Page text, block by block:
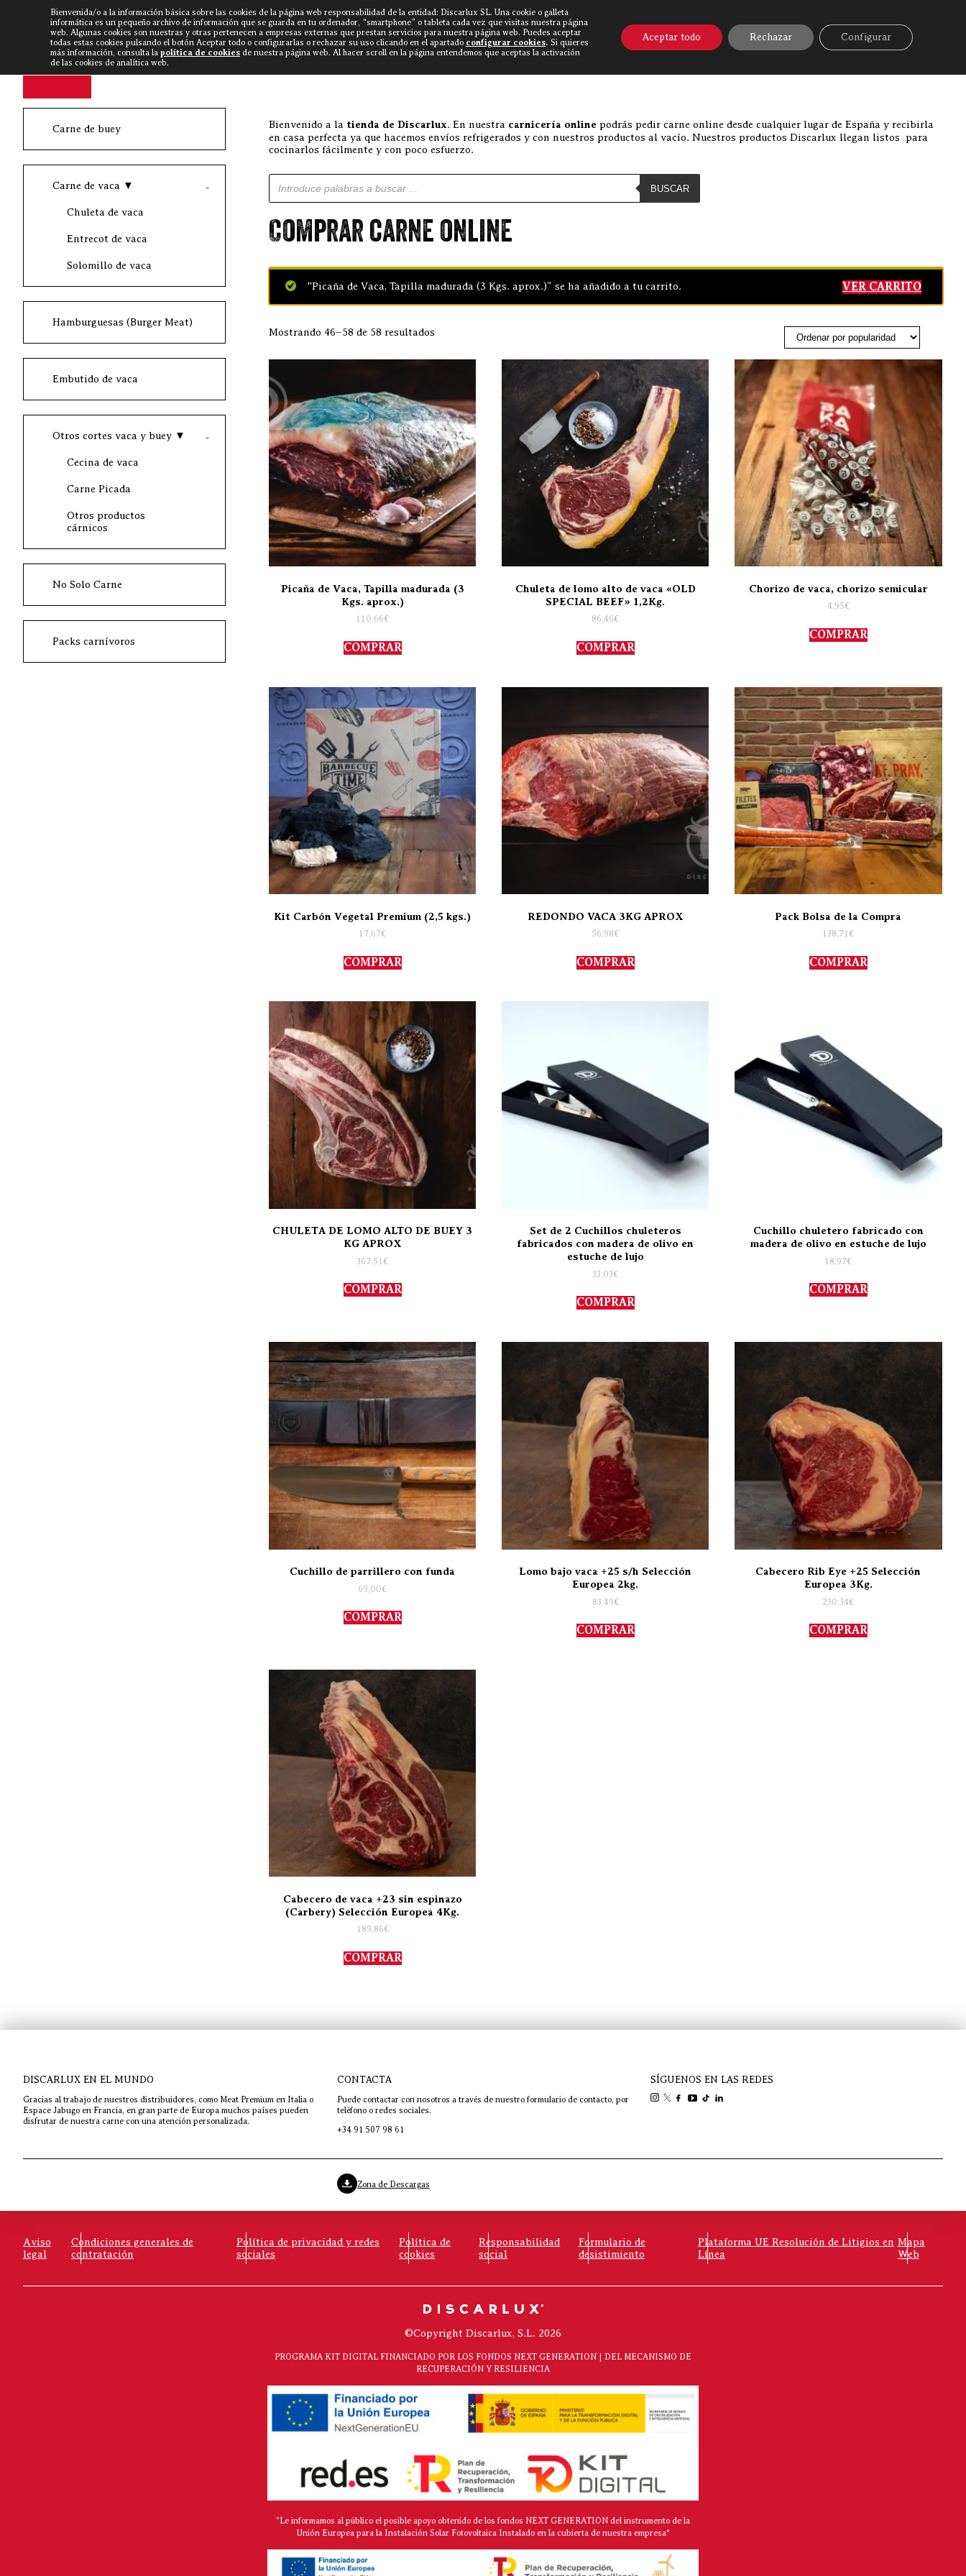
DISCARLUX▼ NOTICIAS VÍDEOS FISTERRA BOVINE WORLD▼ CONTACTO
Carne de buey
Carne de vaca ▼
Chuleta de vaca
Entrecot de vaca
Solomillo de vaca
Hamburguesas (Burger Meat)
Embutido de vaca
Otros cortes vaca y buey ▼
Cecina de vaca
Carne Picada
Otros productos
cárnicos
No Solo Carne
Packs carnívoros
Bienvenido a la tienda de Discarlux. En nuestra carnicería online podrás pedir carne online desde cualquier lugar de España y recibirla
en casa perfecta ya que hacemos envíos refrigerados y con nuestros productos al vacío. Nuestros productos Discarlux llegan listos para
cocinarlos fácilmente y con poco esfuerzo.
Búsqueda de productos
BUSCAR
Comprar carne online
“Picaña de Vaca, Tapilla madurada (3 Kgs. aprox.)” se ha añadido a tu carrito. VER CARRITO
Mostrando 46–58 de 58 resultados
Picaña de Vaca, Tapilla madurada (3
Kgs. aprox.)
110,66€
COMPRAR
Chuleta de lomo alto de vaca «OLD
SPECIAL BEEF» 1,2Kg.
86,46€
COMPRAR
Chorizo de vaca, chorizo semicular
4,95€
COMPRAR
Kit Carbón Vegetal Premium (2,5 kgs.)
17,67€
COMPRAR
REDONDO VACA 3KG APROX
56,98€
COMPRAR
Pack Bolsa de la Compra
138,71 €
COMPRAR
CHULETA DE LOMO ALTO DE BUEY 3
KG APROX
367,51 €
COMPRAR
Set de 2 Cuchillos chuleteros
fabricados con madera de olivo en
estuche de lujo
33,03€
COMPRAR
Cuchillo chuletero fabricado con
madera de olivo en estuche de lujo
18,97€
COMPRAR
Cuchillo de parrillero con funda
69,00€
COMPRAR
Lomo bajo vaca +25 s/h Selección
Europea 2kg.
83,49€
COMPRAR
Cabecero Rib Eye +25 Selección
Europea 3Kg.
230,34€
COMPRAR
Cabecero de vaca +23 sin espinazo
(Carbery) Selección Europea 4Kg.
189,86€
COMPRAR
DISCARLUX EN EL MUNDO
Gracias al trabajo de nuestros distribuidores, como Meat Premium en Italia o
Espace Jabugo en Francia, en gran parte de Europa muchos países pueden
disfrutar de nuestra carne con una atención personalizada.
CONTACTA
Puede contactar con nosotros a través de nuestro formulario de contacto, por
teléfono o redes sociales.
+34 91 507 98 61
SÍGUENOS EN LAS REDES
Zona de Descargas
Aviso
legal
Condiciones generales de
contratación
Política de privacidad y redes
sociales
Política de
cookies
Responsabilidad
social
Formulario de
desistimiento
Plataforma UE Resolución de Litigios en
Línea
Mapa
Web
©Copyright Discarlux, S.L. 2026
PROGRAMA KIT DIGITAL FINANCIADO POR LOS FONDOS NEXT GENERATION | DEL MECANISMO DE
RECUPERACIÓN Y RESILIENCIA
"Le informamos al público el posible apoyo obtenido de los fondos NEXT GENERATION del instrumento de la
Unión Europea para la Instalación Solar Fotovoltaica Instalado en la cubierta de nuestra empresa*
Bienvenida/o a la información básica sobre las cookies de la página web responsabilidad de la entidad: Discarlux SL. Una cookie o galleta
informática es un pequeño archivo de información que se guarda en tu ordenador, “smartphone” o tableta cada vez que visitas nuestra página
web. Algunas cookies son nuestras y otras pertenecen a empresas externas que prestan servicios para nuestra página web. Puedes aceptar
todas estas cookies pulsando el botón Aceptar todo o configurarlas o rechazar su uso clicando en el apartado configurar cookies. Si quieres
más información, consulta la política de cookies de nuestra página web. Al hacer scroll en la página entendemos que aceptas la activación
de las cookies de analítica web.
Aceptar todo Rechazar Configurar